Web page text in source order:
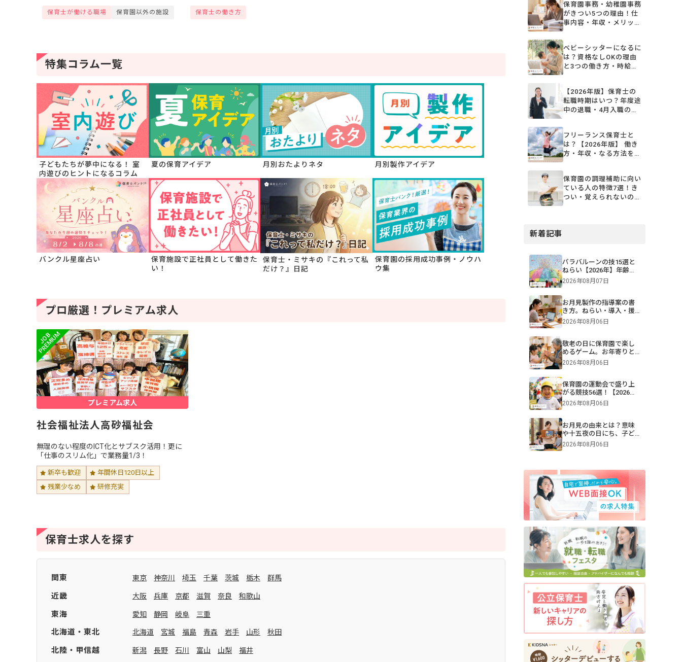
育...
保育士が働ける職場 保育園以外の施設
仕事を指すこ...
保育士の働き方
特集コラム一覧
子どもたちが夢中になる！ 室
内遊びのヒントになるコラム
夏の保育アイデア 月別おたよりネタ 月別製作アイデア
バンクル星座占い
保育施設で正社員として働きた
い！
保育士・ミサキの『これって私
だけ？』日記
保育園の採用成功事例・ノウハ
ウ集
プロ厳選！プレミアム求人
社会福祉法人高砂福祉会
新卒も歓迎
年間休日120日以上
残業少なめ
研修充実
無理のない程度のICT化とサブスク活用！更に
「仕事のスリム化」で業務量1/3！
プレミアム求人
保育士求人を探す
関東 東京 神奈川 埼玉 千葉 茨城 栃木 群馬
近畿 大阪 兵庫 京都 滋賀 奈良 和歌山
東海 愛知 静岡 岐阜 三重
北海道・東北 北海道 宮城 福島 青森 岩手 山形 秋田
北陸・甲信越 新潟 長野 石川 富山 山梨 福井
保育園事務・幼稚園事務
がきつい5つの理由！仕
事内容・年収・メリット
ベビーシッターになるに
は？資格なしOKの理由
と3つの働き方・時給相
【2026年版】保育士の
転職時期はいつ？年度途
中の退職・4月入職のス
フリーランス保育士と
は？【2026年版】 働き
方・年収・なる方法を解
保育園の調理補助に向い
ている人の特徴7選！き
つい・覚えられないの不
新着記事
パラバルーンの技15選と
ねらい【2026年】年齢・
難易度別一覧＆演目構成
も！画像付きで紹介
2026年08月07日
お月見製作の指導案の書
き方。ねらい・導入・援
助を年齢別に解説【保
2026年08月06日
敬老の日に保育園で楽し
めるゲーム。お年寄りと
交流できる遊びや伝承遊
びのアイデア
2026年08月06日
保育園の運動会で盛り上
がる競技56選！【2026年
版】0・1・2・3・4・5歳
2026年08月06日
お月見の由来とは？意味
や十五夜の日にち、子ど
もへの伝え方【2026年最
2026年08月06日